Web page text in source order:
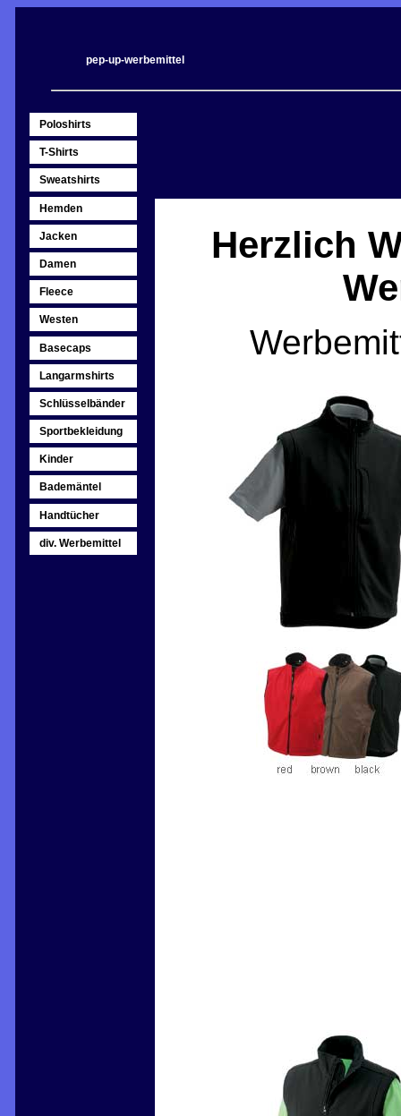
pep-up-werbemittel
Poloshirts
T-Shirts
Sweatshirts
Hemden
Jacken
Damen
Fleece
Westen
Basecaps
Langarmshirts
Schlüsselbänder
Sportbekleidung
Kinder
Bademäntel
Handtücher
div. Werbemittel
Herzlich